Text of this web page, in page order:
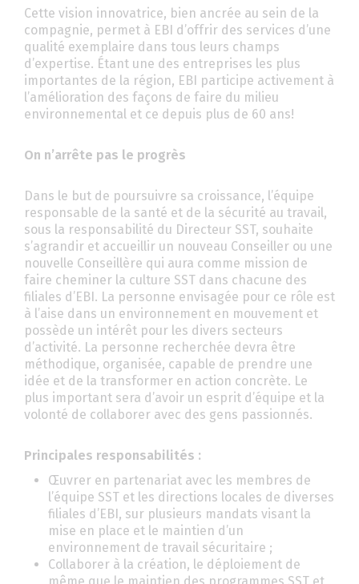
Cette vision innovatrice, bien ancrée au sein de la
compagnie, permet à EBI d’offrir des services d’une
qualité exemplaire dans tous leurs champs
d’expertise. Étant une des entreprises les plus
importantes de la région, EBI participe activement à
l’amélioration des façons de faire du milieu
environnemental et ce depuis plus de 60 ans!
On n’arrête pas le progrès
Dans le but de poursuivre sa croissance, l’équipe
responsable de la santé et de la sécurité au travail,
sous la responsabilité du Directeur SST, souhaite
s’agrandir et accueillir un nouveau Conseiller ou une
nouvelle Conseillère qui aura comme mission de
faire cheminer la culture SST dans chacune des
filiales d’EBI. La personne envisagée pour ce rôle est
à l’aise dans un environnement en mouvement et
possède un intérêt pour les divers secteurs
d’activité. La personne recherchée devra être
méthodique, organisée, capable de prendre une
idée et de la transformer en action concrète. Le
plus important sera d’avoir un esprit d’équipe et la
volonté de collaborer avec des gens passionnés.
Principales responsabilités :
Œuvrer en partenariat avec les membres de
l’équipe SST et les directions locales de diverses
filiales d’EBI, sur plusieurs mandats visant la
mise en place et le maintien d’un
environnement de travail sécuritaire ;
Collaborer à la création, le déploiement de